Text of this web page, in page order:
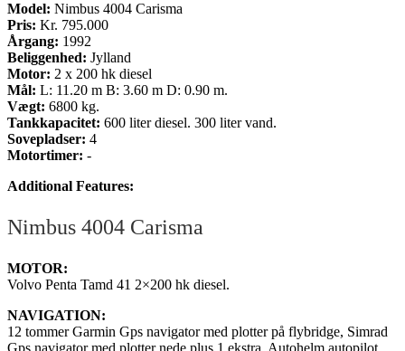
Model: Nimbus 4004 Carisma
Pris: Kr. 795.000
Årgang: 1992
Beliggenhed: Jylland
Motor: 2 x 200 hk diesel
Mål: L: 11.20 m B: 3.60 m D: 0.90 m.
Vægt: 6800 kg.
Tankkapacitet: 600 liter diesel. 300 liter vand.
Sovepladser: 4
Motortimer: -
Additional Features:
Nimbus 4004 Carisma
MOTOR:
Volvo Penta Tamd 41 2×200 hk diesel.
NAVIGATION:
12 tommer Garmin Gps navigator med plotter på flybridge, Simrad
Gps navigator med plotter nede plus 1 ekstra, Autohelm autopilot,